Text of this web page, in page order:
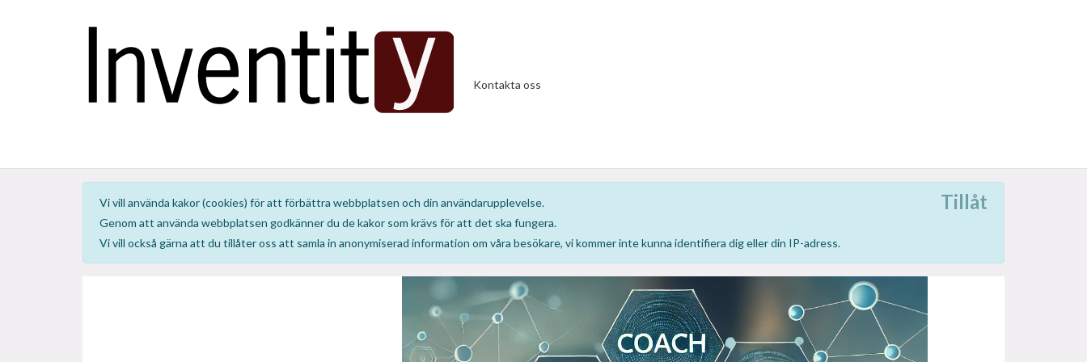
Kontakta oss
Vi vill använda kakor (cookies) för att förbättra webbplatsen och din användarupplevelse.
Genom att använda webbplatsen godkänner du de kakor som krävs för att det ska fungera.
Vi vill också gärna att du tillåter oss att samla in anonymiserad information om våra besökare, vi kommer inte kunna identifiera dig eller din IP-adress.
Tillåt